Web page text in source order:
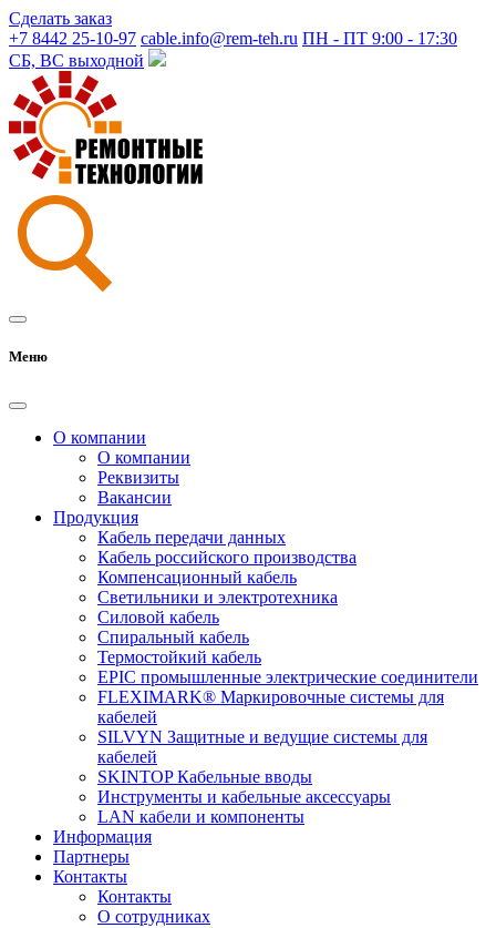
Сделать заказ
+7 8442 25-10-97 cable.info@rem-teh.ru ПН - ПТ 9:00 - 17:30
СБ, ВС выходной
Меню
О компании
О компании
Реквизиты
Вакансии
Продукция
Кабель передачи данных
Кабель российского производства
Компенсационный кабель
Светильники и электротехника
Силовой кабель
Спиральный кабель
Термостойкий кабель
EPIC промышленные электрические соединители
FLEXIMARK® Маркировочные системы для
кабелей
SILVYN Защитные и ведущие системы для
кабелей
SKINTOP Кабельные вводы
Инструменты и кабельные аксессуары
LAN кабели и компоненты
Информация
Партнеры
Контакты
Контакты
О сотрудниках